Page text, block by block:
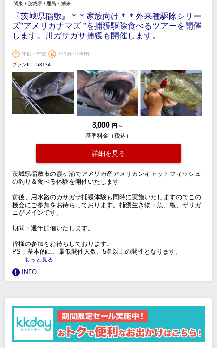
関東 / 茨城県 / 鹿島・潮来
『茨城県稲敷』＊＊家族向け＊＊外来種駆除シリー
ズ”アメリカナマズ ”を捕獲駆除食べるツアーを開催
します。川ガサガサ捕獲も開催します。
午前・午後
121分～180分
プランID：53124
8,000 円 ～
基準料金（税込）
詳細を見る
茨城県稲敷市の霞ヶ浦でアメリカ産アメリカンキャットフィッシュ
の釣り＆食べる体験を開催いたします
前後、用水路のガサガサ捕獲体験も同時に実施いたしますのでこの
機会にご参加をお待ちしております。捕獲生き物：魚、亀、ザリガ
ニがメインです。
期間：通年開催いたします。
皆様の参加をお待ちしております。
PS：基本的に、最低開催人数、5名以上の開催となります。
.....もっと見る
INFO